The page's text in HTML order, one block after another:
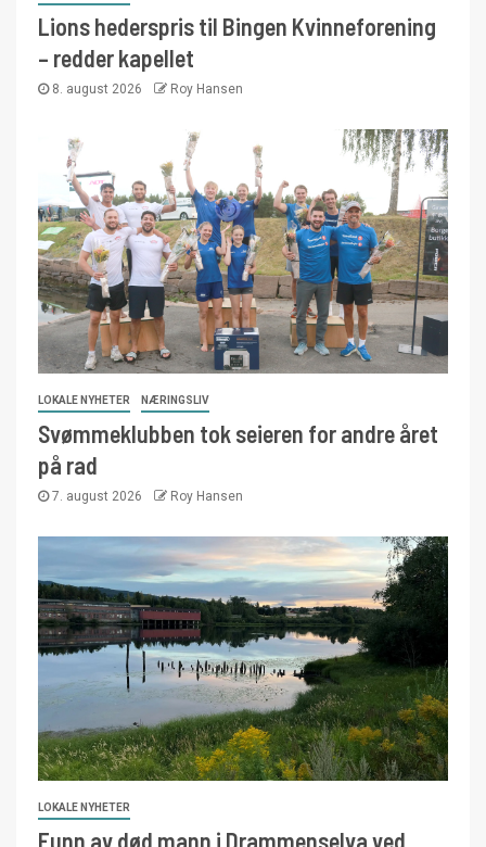
Lions hederspris til Bingen Kvinneforening
– redder kapellet
8. august 2026 Roy Hansen
LOKALE NYHETER NÆRINGSLIV
Svømmeklubben tok seieren for andre året
på rad
7. august 2026 Roy Hansen
LOKALE NYHETER
Funn av død mann i Drammenselva ved